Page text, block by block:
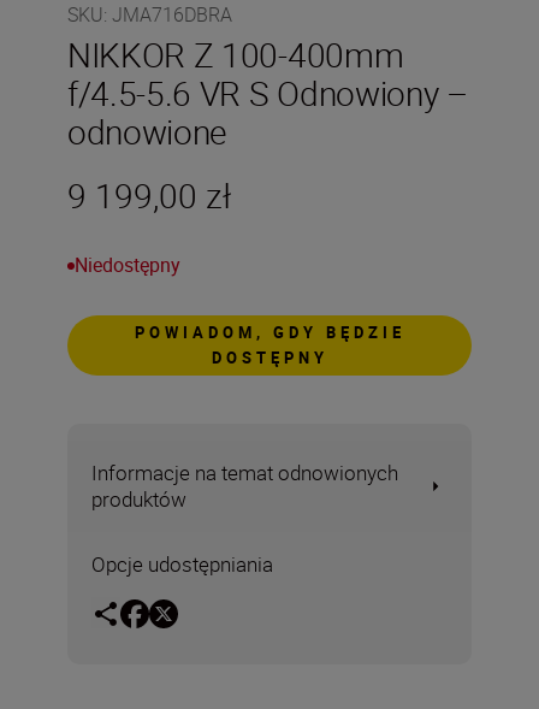
SKU: JMA716DBRA
NIKKOR Z 100-400mm
f/4.5-5.6 VR S Odnowiony –
odnowione
9 199,00 zł
Niedostępny
POWIADOM, GDY BĘDZIE
DOSTĘPNY
Informacje na temat odnowionych
produktów
Opcje udostępniania